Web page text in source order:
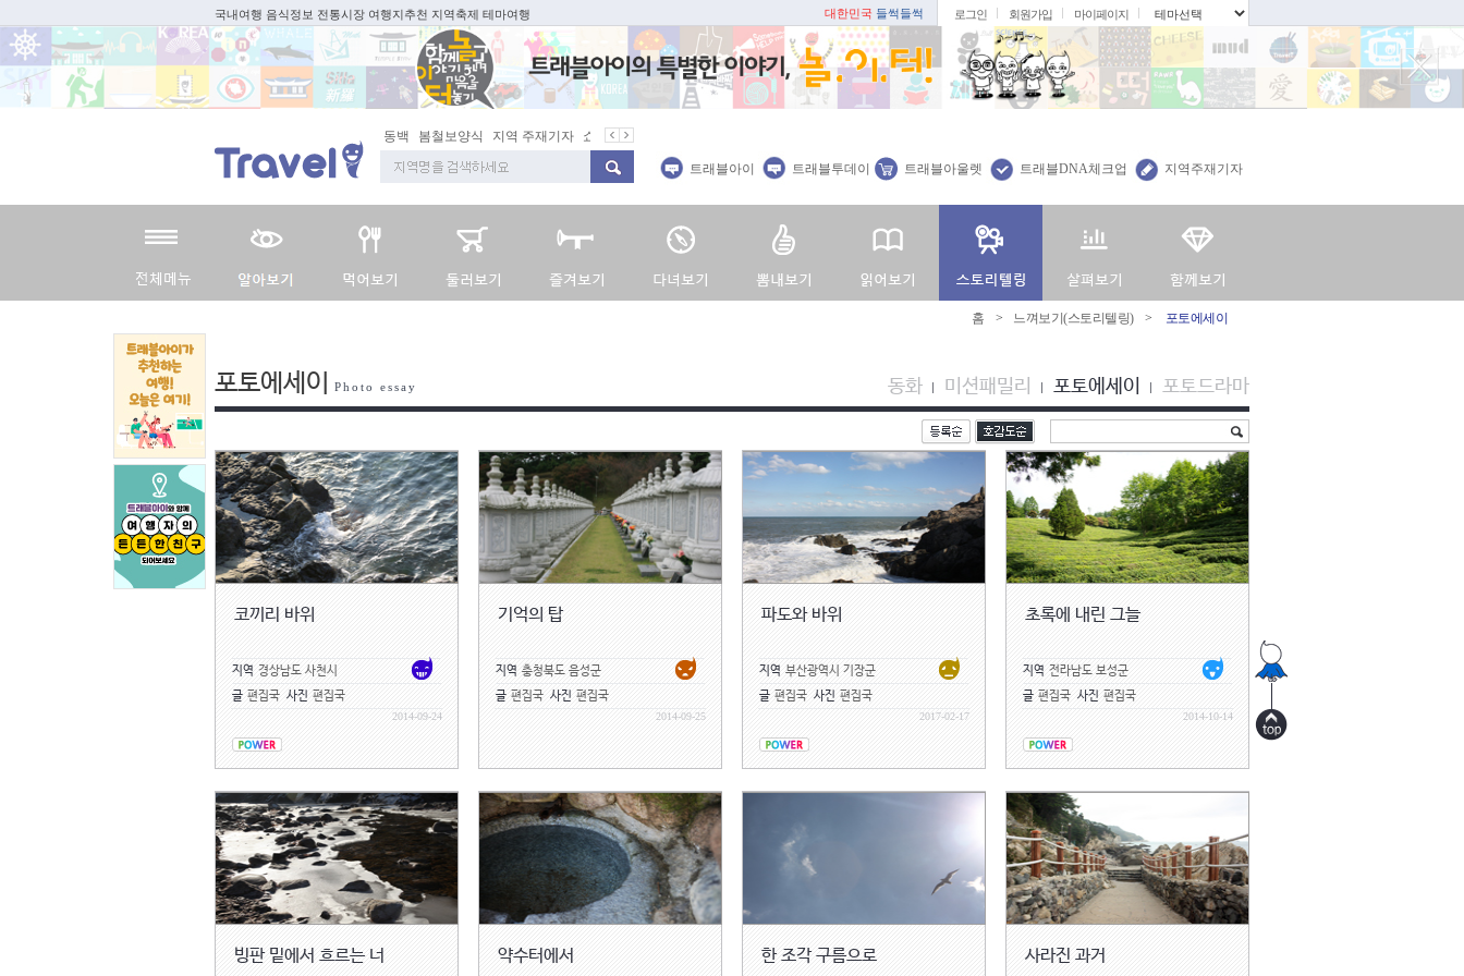
국내여행 음식정보 전통시장 여행지추천 지역축제 테마여행 대한민국 들썩들썩 로그인 회원가입 마이페이지
동백 봄철보양식 지역 주재기자 쇼 미 더 트래블아이
트래블아이 트래블투데이 트래블아울렛 트래블DNA체크업 지역주재기자
홈 > 느껴보기(스토리텔링) > 포토에세이
포토에세이 Photo essay 동화 미션패밀리 포토에세이 포토드라마
코끼리 바위
지역 경상남도 사천시
글 편집국 사진 편집국
2014-09-24
기억의 탑
지역 충청북도 음성군
글 편집국 사진 편집국
2014-09-25
파도와 바위
지역 부산광역시 기장군
글 편집국 사진 편집국
2017-02-17
초록에 내린 그늘
지역 전라남도 보성군
글 편집국 사진 편집국
2014-10-14
빙판 밑에서 흐르는 너 약수터에서 한 조각 구름으로 사라진 과거